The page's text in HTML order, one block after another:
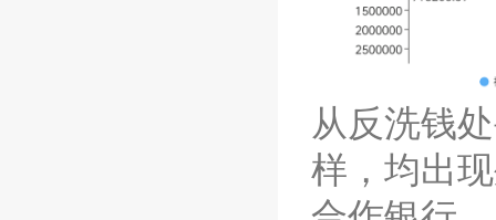
从 反洗钱
样，均出